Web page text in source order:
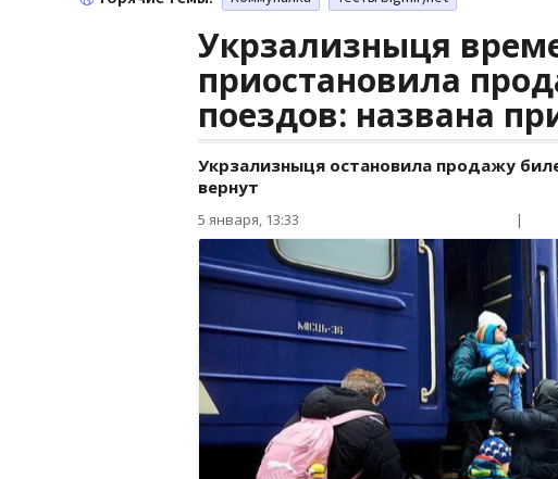
Укрзализныця
приостановила
поездов: названа
Укрзализныця остановила продажу
вернут
5 января, 13:33 |